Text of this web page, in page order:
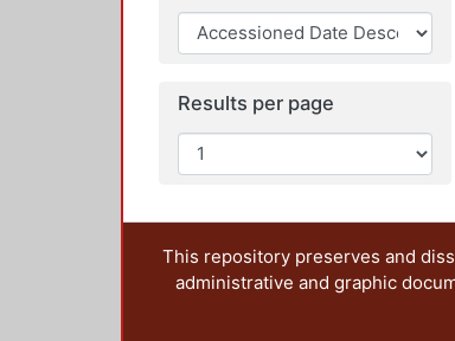
Results per page
This repository preserves and
administrative and graphic